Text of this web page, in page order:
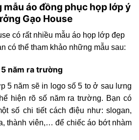
áo đồng phục họp lớp ý
Gạo House
có rất nhiều mẫu áo họp lớp đẹp
có thể tham khảo những mẫu sau:
năm ra trường
5 năm sẽ in logo số 5 to ở sau lưng
hiện rõ số năm ra trường. Bạn có
số chi tiết cách điệu như: slogan,
thành viên,… để chiếc áo bớt nhàm